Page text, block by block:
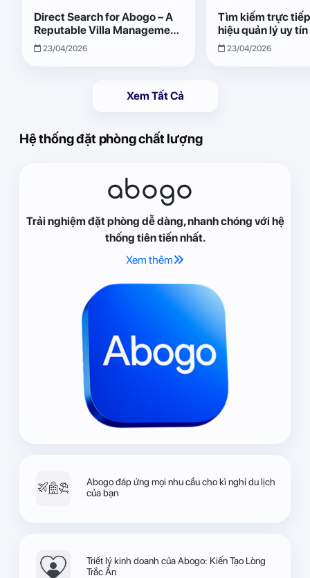
Direct Search for Abogo – A
Reputable Villa Management
Brand with Transparent and
Effective Operations
23/04/2026
Tìm kiếm trực
hiệu quản lý uy
Giải pháp vận
quả, minh bạch
23/04/2026
Xem Tất Cả
Hệ thống đặt phòng chất lượng
abogo
Trải nghiệm đặt phòng dễ dàng, nhanh chóng với hệ
thống tiên tiến nhất.
Xem thêm
Abogo đáp ứng mọi nhu cầu cho kì nghỉ du lịch
của bạn
Triết lý kinh doanh của Abogo: Kiến Tạo Lòng
Trắc Ẩn